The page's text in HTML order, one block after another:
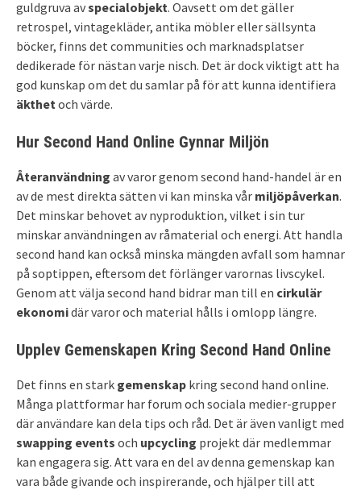
guldgruva avspecialobjekt. Oavsett om det gäller
retrospel, vintagekläder, antika möbler eller sällsynta
böcker, finns det communities och marknadsplatser
dedikerade för nästan varje nisch. Det är dock viktigt att ha
god kunskap om det du samlar på för att kunna identifiera
äkthet och värde.
Hur Second Hand Online Gynnar Miljön
Återanvändning av varor genom second hand-handel är en
av de mest direkta sätten vi kan minska vår miljöpåverkan.
Det minskar behovet av nyproduktion, vilket i sin tur
minskar användningen av råmaterial och energi. Att handla
second hand kan också minska mängden avfall som hamnar
på soptippen, eftersom det förlänger varornas livscykel.
Genom att välja second hand bidrar man till en cirkulär
ekonomidär varor och material hålls i omlopp längre.
Upplev Gemenskapen Kring Second Hand Online
Det finns en stark gemenskap kring second hand online.
Många plattformar har forum och sociala medier-grupper
där användare kan dela tips och råd. Det är även vanligt med
swapping events och upcycling projekt där medlemmar
kan engagera sig. Att vara en del av denna gemenskap kan
vara både givande och inspirerande, och hjälper till att